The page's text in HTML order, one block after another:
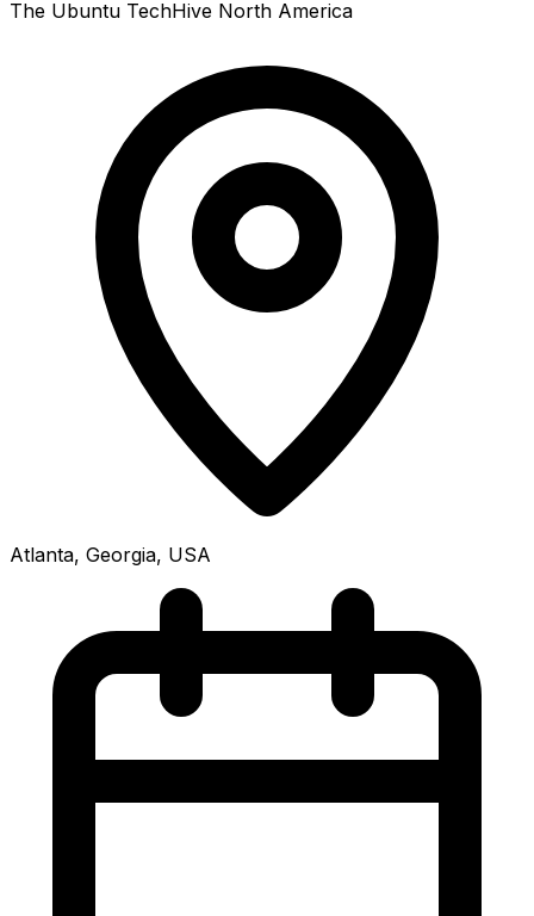
The Ubuntu TechHive North America
Atlanta, Georgia, USA